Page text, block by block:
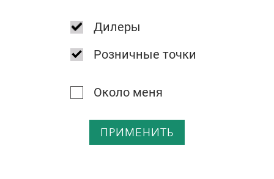
Дилеры
Розничные точки
Около меня
ПРИМЕНИТЬ